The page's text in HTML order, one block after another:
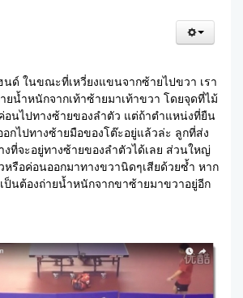
ด์ ในขณะที่เหวี่ยงแขนจากซ้ายไปขวา เรา
ยน้ำหนักจากเท้าซ้ายมาเท้าขวา โดยจุดที่ไม้
อนไปทางซ้ายของลำตัว แต่ถ้าตำแหน่งที่ยืน
กไปทางซ้ายมือของโต๊ะอยู่แล้วล่ะ ลูกที่ส่ง
งที่จะอยู่ทางซ้ายของลำตัวได้เลย ส่วนใหญ่
หรือค่อนออกมาทางขวานิดๆเสียด้วยซ้ำ หาก
ป็นต้องถ่ายน้ำหนักจากขาซ้ายมาขวาอยู่อีก